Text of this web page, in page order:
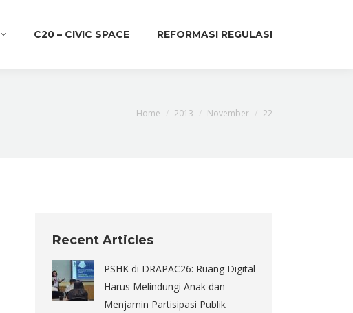
C20 – CIVIC SPACE REFORMASI REGULASI
You are here:
Home 2013 November 22
Recent Articles
PSHK di DRAPAC26: Ruang Digital
Harus Melindungi Anak dan
Menjamin Partisipasi Publik